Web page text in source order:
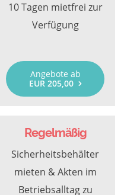
10 Tagen mietfrei zur
Verfügung
Angebote ab
EUR 205,00
Regelmäßig
Sicherheitsbehälter
mieten & Akten im
Betriebsalltag zu